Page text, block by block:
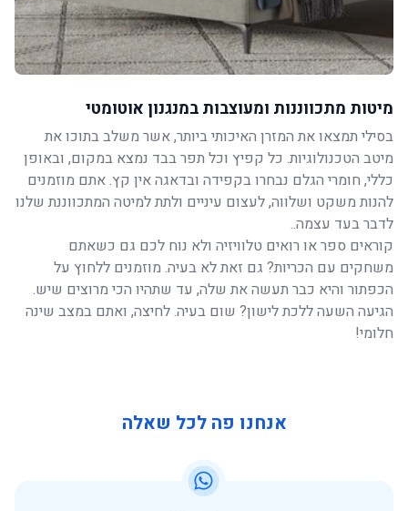
מיטות מתכווננות ומעוצבות במנגנון אוטומטי
בסילי תמצאו את המזרן האיכותי ביותר, אשר משלב בתוכו את
מיטב הטכנולוגיות. כל קפיץ וכל תפר בבד נמצא במקום, ובאופן
כללי, חומרי הגלם נבחרו בקפידה ובדאגה אין קץ. אתם מוזמנים
להנות משקט ושלווה, לעצום עיניים ולתת למיטה המתכווננת שלנו
לדבר בעד עצמה..
קוראים ספר או רואים טלוויזיה ולא נוח לכם גם כשאתם
משחקים עם הכריות? גם זאת לא בעיה. מוזמנים ללחוץ על
הכפתור והיא כבר תעשה את שלה, עד שתהיו הכי מרוצים שיש.
הגיעה השעה ללכת לישון? שום בעיה. לחיצה, ואתם במצב שינה
חלומי!
אנחנו פה לכל שאלה